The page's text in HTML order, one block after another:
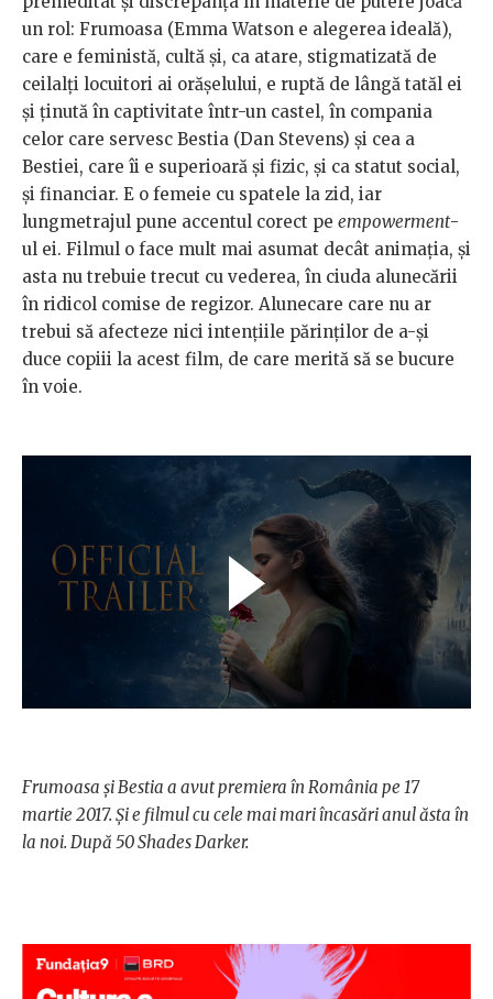
un rol: Frumoasa (Emma Watson e alegerea ideală),
care e feministă, cultă şi, ca atare, stigmatizată de
ceilalţi locuitori ai orăşelului, e ruptă de lângă tatăl ei
şi ţinută în captivitate într-un castel, în compania
celor care servesc Bestia (Dan Stevens) şi cea a
Bestiei, care îi e superioară şi fizic, şi ca statut social,
şi financiar. E o femeie cu spatele la zid, iar
lungmetrajul pune accentul corect pe empowerment-
ul ei. Filmul o face mult mai asumat decât animația, şi
asta nu trebuie trecut cu vederea, în ciuda alunecării
în ridicol comise de regizor. Alunecare care nu ar
trebui să afecteze nici intențiile părinților de a-și
duce copiii la acest film, de care merită să se bucure
în voie.
Frumoasa și Bestia a avut premiera în România pe 17
martie 2017. Și e filmul cu cele mai mari încasări anul ăsta în
la noi. După 50 Shades Darker.